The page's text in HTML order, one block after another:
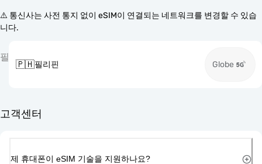
⚠️ 통신사는 사전 통지 없이 eSIM이 연결되는 네트워크를 변경할 수 있습
니다.
필
🇵🇭필리핀 Globe
고객센터
제 휴대폰이 eSIM 기술을 지원하나요?